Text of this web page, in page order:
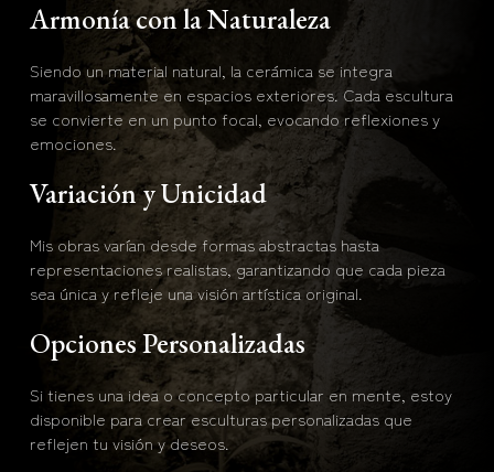
Armonía con la Naturaleza
Siendo un material natural, la cerámica se integra
maravillosamente en espacios exteriores. Cada escultura
se convierte en un punto focal, evocando reflexiones y
emociones.
Variación y Unicidad
Mis obras varían desde formas abstractas hasta
representaciones realistas, garantizando que cada pieza
sea única y refleje una visión artística original.
Opciones Personalizadas
Si tienes una idea o concepto particular en mente, estoy
disponible para crear esculturas personalizadas que
reflejen tu visión y deseos.